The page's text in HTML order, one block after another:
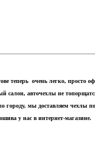
теперь очень легко, просто
салон, авточехлы не
городу, мы доставляем
у нас в интернет-магазине.